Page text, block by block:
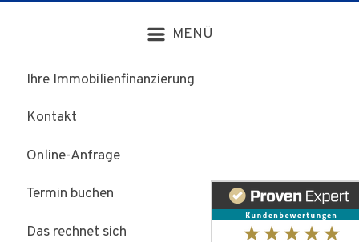
Ihre Immobilienfinanzierung
Kontakt
Online-Anfrage
Termin buchen
Das rechnet sich